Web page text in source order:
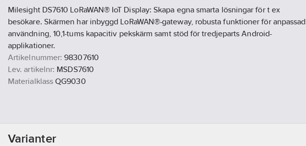
Milesight DS7610 LoRaWAN® IoT Display: Skapa egna smarta lösningar för t ex
besökare. Skärmen har inbyggd LoRaWAN®-gateway, robusta funktioner för anpassad
användning, 10,1-tums kapacitiv pekskärm samt stöd för tredjeparts Android-
applikationer.
Artikelnummer: 98307610
Lev. artikelnr: MSDS7610
Materialklass QG9030
Varianter